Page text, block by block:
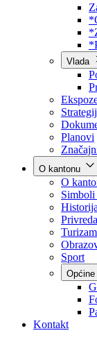
Vlada
Planovi
O kantonu
O
Simboli
Privreda
Turizam
Općine